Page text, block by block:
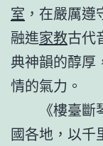
室 ，在嚴厲
融進家教古代
典神韻的醇厚
情的氣力。
《樓臺
國各地，以千